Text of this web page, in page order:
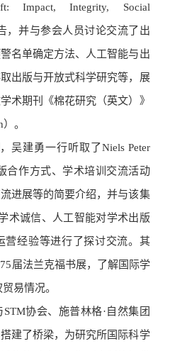
Integrity, Social
，并与参会人员讨论交流了出
名单确定方法、人工智能与出
出版与开放式科学研究等，展
术期刊《棉花研究（英文）》
。
吴建勇一行听取了Niels Peter
合作方式、学术培训交流活动
进展等的简要介绍，并与该集
术诚信、人工智能对学术出版
营经验等进行了探讨交流。其
届法兰克福书展，了解国际学
易情况。
协会、施普林格·自然集团
建了桥梁，为研究所国际科学